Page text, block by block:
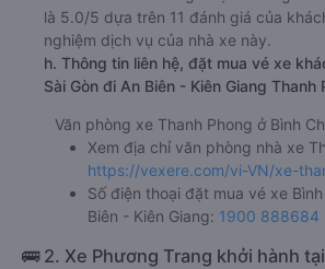
là 5.0/5 dựa trên 11 đánh giá của
nghiệm dịch vụ của nhà xe này.
h. Thông tin liên hệ, đặt mua vé xe
Sài Gòn đi An Biên - Kiên Giang Thanh
Văn phòng xe Thanh Phong ở Bình
Xem địa chỉ văn phòng nhà xe
https://vexere.com/vi-VN/xe-
Số điện thoại đặt mua vé xe
Biên - Kiên Giang: 1900 888684
🚌 2. Xe Phương Trang khởi hành